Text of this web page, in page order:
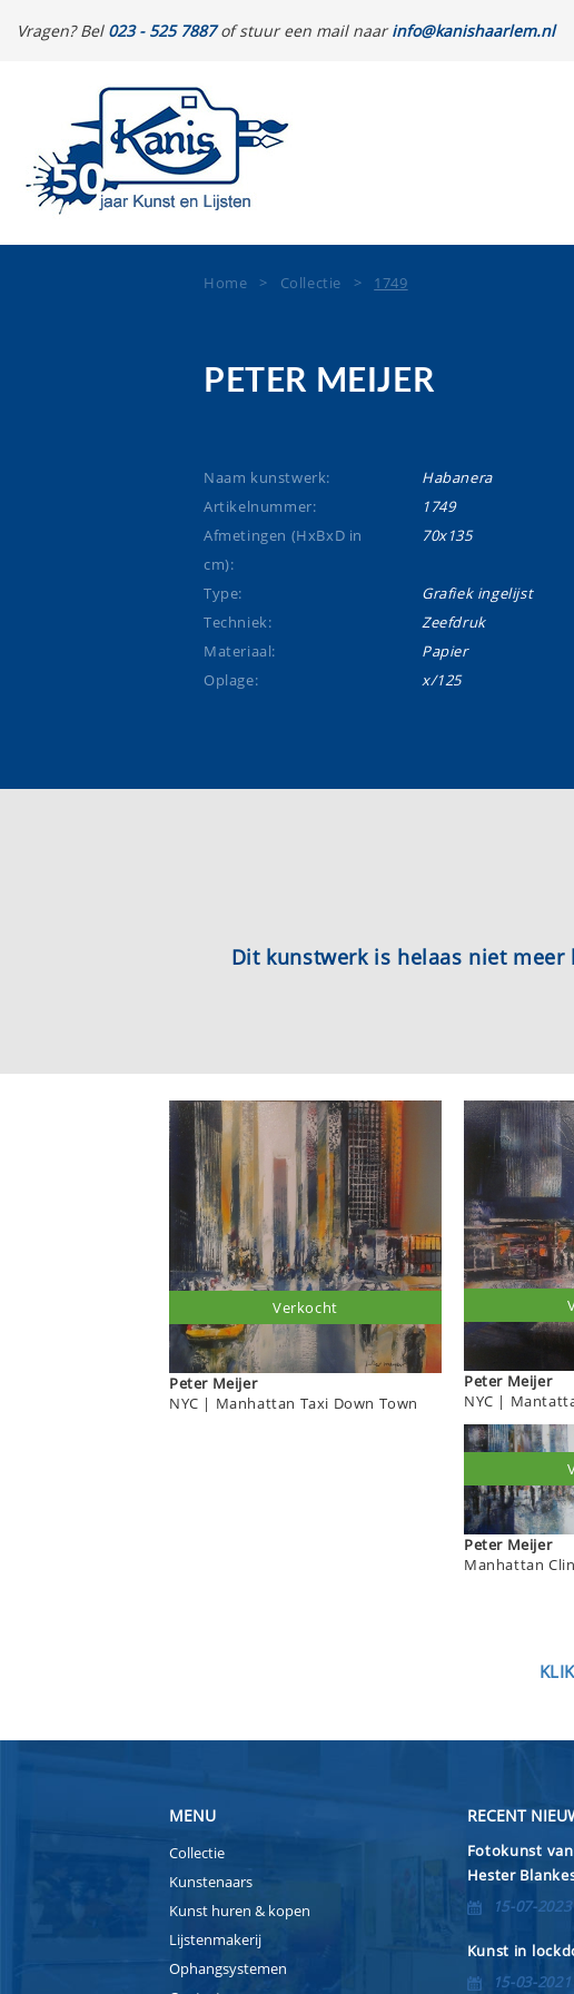
Vragen? Bel 023 - 525 7887of stuur een mail naarinfo@kanishaarlem.nl
Home > Collectie > 1749
PETER MEIJER
Naam kunstwerk:
Habanera
Artikelnummer:
1749
Afmetingen (HxBxD in
cm):
70x135
Type:
Grafiek ingelijst
Techniek:
Zeefdruk
Materiaal:
Papier
Oplage:
x/125
Dit kunstwerk is helaas niet
Peter Meijer
NYC | Manhattan Taxi Down Town
Verkocht
Peter Meijer
NYC |
Peter Meijer
Manhattan
MENU
Collectie
Kunstenaars
Kunst huren & kopen
Lijstenmakerij
Ophangsystemen
RECENT
Fotokunst
Hester
15-07-2023
Kunst in
15-03-2021